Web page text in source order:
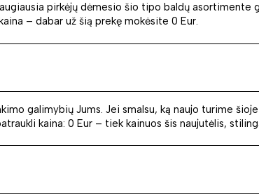
pirkėjų dėmesio šio tipo baldų asortimente
– dabar už šią prekę mokėsite 0 Eur.
galimybių Jums. Jei smalsu, ką naujo turime
kaina: 0 Eur – tiek kainuos šis naujutėlis,